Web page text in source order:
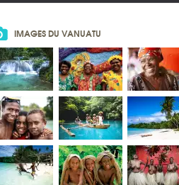
IMAGES DU VANUATU